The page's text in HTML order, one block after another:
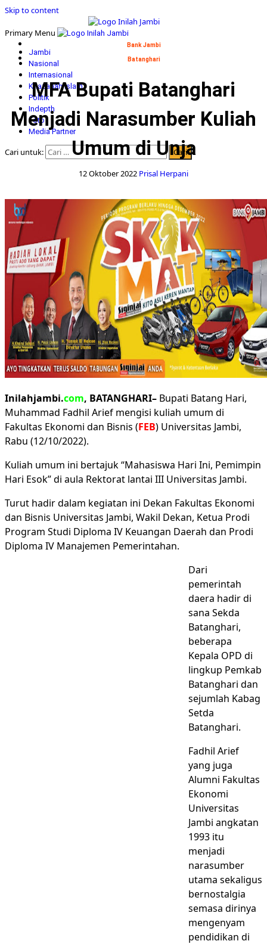
Skip to content
Primary Menu
Jambi
Nasional
Internasional
Khazanah Islam
Politik
Indepth
Foto
Media Partner
Cari untuk:
Bank Jambi
Batanghari
MFA Bupati Batanghari
Menjadi Narasumber Kuliah
Umum di Unja
12 Oktober 2022 Prisal Herpani
Inilahjambi.com, BATANGHARI– Bupati Batang Hari,
Muhammad Fadhil Arief mengisi kuliah umum di
Fakultas Ekonomi dan Bisnis (FEB) Universitas Jambi,
Rabu (12/10/2022).
Kuliah umum ini bertajuk “Mahasiswa Hari Ini, Pemimpin
Hari Esok” di aula Rektorat lantai III Universitas Jambi.
Turut hadir dalam kegiatan ini Dekan Fakultas Ekonomi
dan Bisnis Universitas Jambi, Wakil Dekan, Ketua Prodi
Program Studi Diploma IV Keuangan Daerah dan Prodi
Diploma IV Manajemen Pemerintahan.
Dari
pemerintah
daera hadir di
sana Sekda
Batanghari,
beberapa
Kepala OPD di
lingkup Pemkab
Batanghari dan
sejumlah Kabag
Setda
Batanghari.
Fadhil Arief
yang juga
Alumni Fakultas
Ekonomi
Universitas
Jambi angkatan
1993 itu
menjadi
narasumber
utama sekaligus
bernostalgia
semasa dirinya
mengenyam
pendidikan di